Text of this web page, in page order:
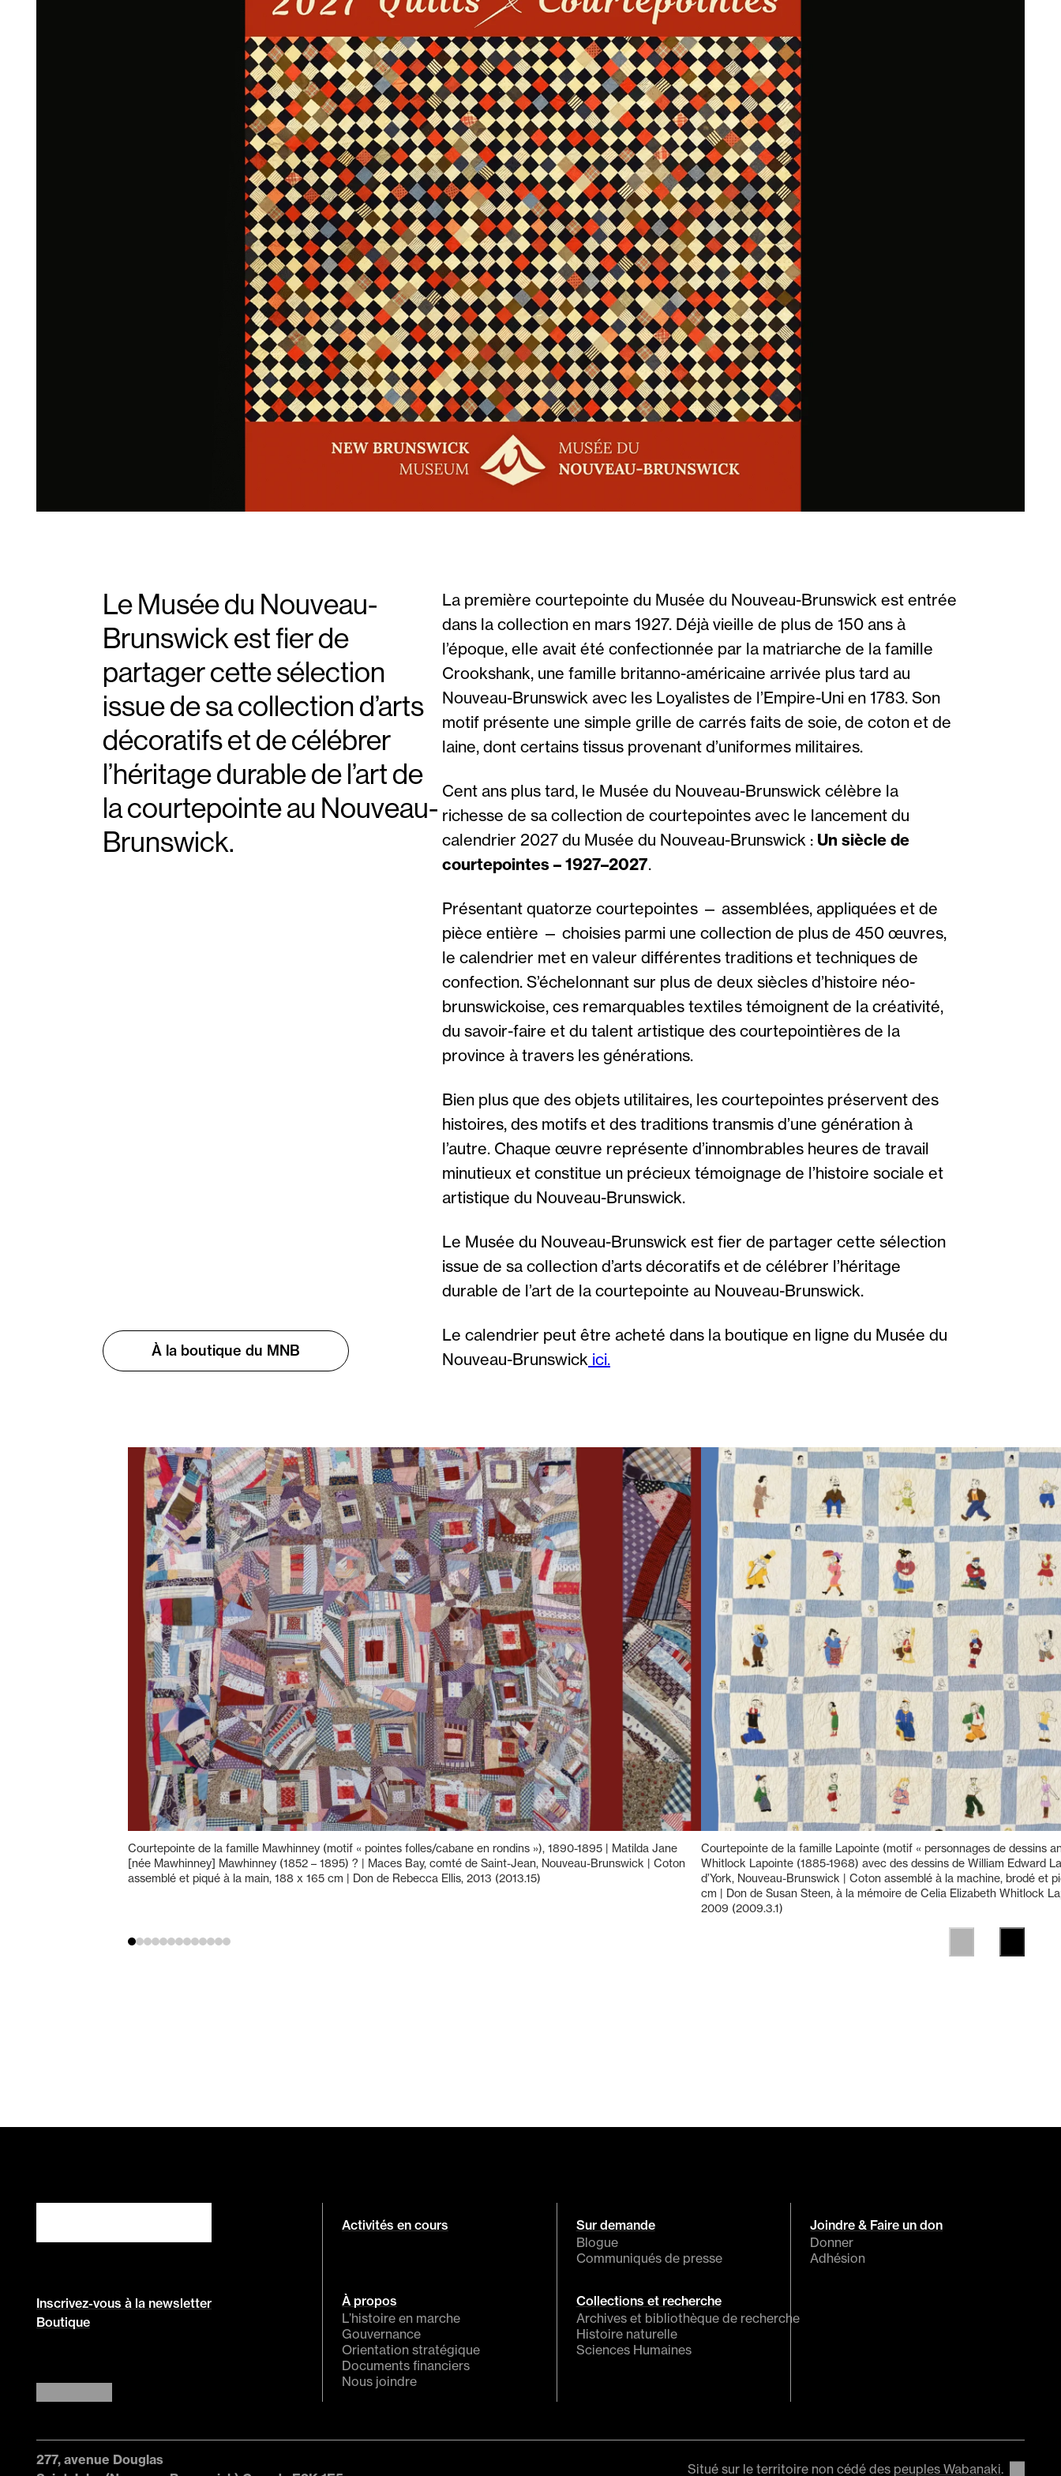
Le Musée du Nouveau-
Brunswick est fier de
partager cette sélection
issue de sa collection d’arts
décoratifs et de célébrer
l’héritage durable de l’art de
la courtepointe au Nouveau-
Brunswick.
À la boutique du MNB
La première courtepointe du Musée du Nouveau-Brunswick est entrée
dans la collection en mars 1927. Déjà vieille de plus de 150 ans à
l’époque, elle avait été confectionnée par la matriarche de la famille
Crookshank, une famille britanno-américaine arrivée plus tard au
Nouveau-Brunswick avec les Loyalistes de l’Empire-Uni en 1783. Son
motif présente une simple grille de carrés faits de soie, de coton et de
laine, dont certains tissus provenant d’uniformes militaires.
Cent ans plus tard, le Musée du Nouveau-Brunswick célèbre la
richesse de sa collection de courtepointes avec le lancement du
calendrier 2027 du Musée du Nouveau-Brunswick : Un siècle de
courtepointes – 1927–2027.
Présentant quatorze courtepointes — assemblées, appliquées et de
pièce entière — choisies parmi une collection de plus de 450 œuvres,
le calendrier met en valeur différentes traditions et techniques de
confection. S’échelonnant sur plus de deux siècles d’histoire néo-
brunswickoise, ces remarquables textiles témoignent de la créativité,
du savoir-faire et du talent artistique des courtepointières de la
province à travers les générations.
Bien plus que des objets utilitaires, les courtepointes préservent des
histoires, des motifs et des traditions transmis d’une génération à
l’autre. Chaque œuvre représente d’innombrables heures de travail
minutieux et constitue un précieux témoignage de l’histoire sociale et
artistique du Nouveau-Brunswick.
Le Musée du Nouveau-Brunswick est fier de partager cette sélection
issue de sa collection d’arts décoratifs et de célébrer l’héritage
durable de l’art de la courtepointe au Nouveau-Brunswick.
Le calendrier peut être acheté dans la boutique en ligne du Musée du
Nouveau-Brunswick ici.
Courtepointe de la famille Mawhinney (motif « pointes folles/cabane en rondins »), 1890-1895 | Matilda Jane
[née Mawhinney] Mawhinney (1852 – 1895) ? | Maces Bay, comté de Saint-Jean, Nouveau-Brunswick | Coton
assemblé et piqué à la main, 188 x 165 cm | Don de Rebecca Ellis, 2013 (2013.15)
Courtepointe de la famille Lapointe (motif « personnages de dessins
Whitlock Lapointe (1885-1968) avec des dessins de William Edward
d’York, Nouveau-Brunswick | Coton assemblé à la machine, brodé et
cm | Don de Susan Steen, à la mémoire de Celia Elizabeth Whitlock
2009 (2009.3.1)
Inscrivez-vous à la newsletter
Boutique
Activités en cours
Sur demande
Blogue
Communiqués de presse
Joindre & Faire un don
Donner
Adhésion
À propos
L’histoire en marche
Gouvernance
Orientation stratégique
Documents financiers
Nous joindre
Collections et recherche
Archives et bibliothèque de recherche
Histoire naturelle
Sciences Humaines
277, avenue Douglas
Situé sur le territoire non cédé des peuples Wabanaki.